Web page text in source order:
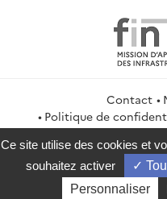
Contact
Politique de
Gestion des
service-public.gouv.fr
Ce site utilise des cookies et
souhaitez activer
Personnaliser